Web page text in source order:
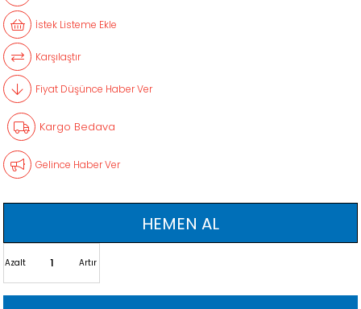
İstek Listeme Ekle
Karşılaştır
Fiyat Düşünce Haber Ver
Kargo Bedava
Gelince Haber Ver
Artır
Azalt